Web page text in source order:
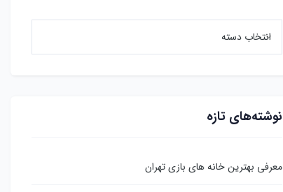
نوشته‌های تازه
معرفی بهترین خانه های بازی تهران